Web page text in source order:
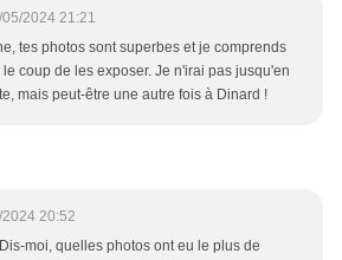
05/2024 21:21
tes photos sont superbes et je comprends
coup de les exposer. Je n'irai pas jusqu'en
mais peut-être une autre fois à Dinard !
20:52
moi, quelles photos ont eu le plus de